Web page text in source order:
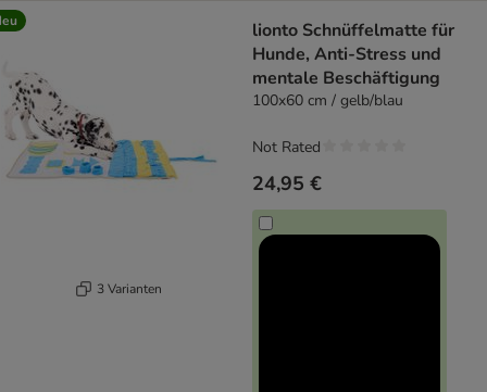
3 Varianten
lionto Schnüffelmatte für
Hunde, Anti-Stress und
mentale Beschäftigung
100x60 cm / gelb/blau
24,95 €
Not Rated